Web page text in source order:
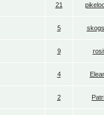
21
5
9
4
2